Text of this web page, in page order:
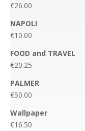
€26.00
NAPOLI
€10.00
FOOD and TRAVEL
€20.25
PALMER
€50.00
Wallpaper
€16.50